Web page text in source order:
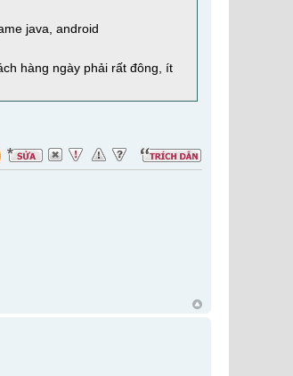
java, android
hàng ngày phải rất đông, ít